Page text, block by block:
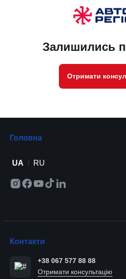
Залишились
Отримати
Головна
UA RU
Контакти
+38 067 577 88 88
Отримати консультацію